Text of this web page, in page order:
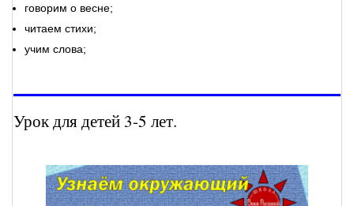
говорим о весне;
читаем стихи;
учим слова;
Урок для детей 3-5 лет.